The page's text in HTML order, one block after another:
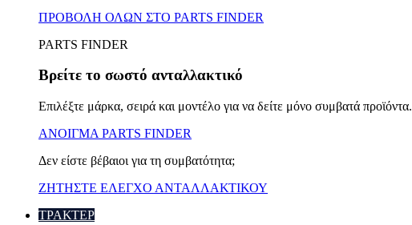
ΠΡΟΒΟΛΗ ΟΛΩΝ ΣΤΟ PARTS FINDER
PARTS FINDER
Βρείτε το σωστό ανταλλακτικό
Επιλέξτε μάρκα, σειρά και μοντέλο για να δείτε μόνο συμβατά προϊόντα.
ΑΝΟΙΓΜΑ PARTS FINDER
Δεν είστε βέβαιοι για τη συμβατότητα;
ΖΗΤΗΣΤΕ ΕΛΕΓΧΟ ΑΝΤΑΛΛΑΚΤΙΚΟΥ
ΤΡΑΚΤΕΡ